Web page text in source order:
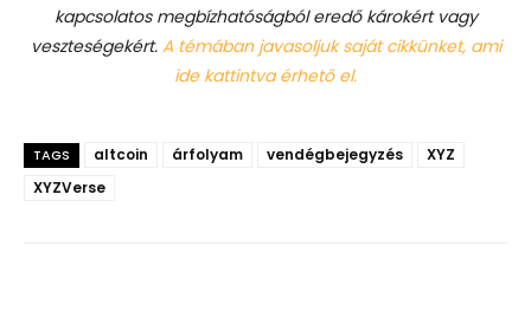
kapcsolatos megbízhatóságból eredő károkért vagy
veszteségekért. A témában javasoljuk saját cikkünket, ami
ide kattintva érhető el.
TAGS altcoin árfolyam vendégbejegyzés
XYZ
XYZVerse